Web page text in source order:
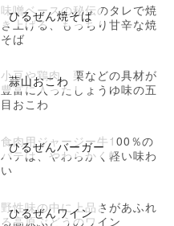
ひるぜん焼そば
味噌ベースの秘伝のタレで焼
き上げる、もっちり甘辛な焼
そば
蒜山おこわ
小豆や鶏肉、栗などの具材が
豊富に入ったしょうゆ味の五
目おこわ
ひるぜんバーガー
食肉用ジャージー牛100％の
パテは、やわらかく軽い味わ
い
ひるぜんワイン
野性味の中に上品さがあふれ
る高原ぶどうのワイン